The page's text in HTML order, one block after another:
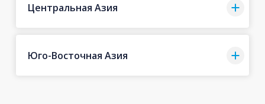
Центральная Азия
Юго-Восточная Азия